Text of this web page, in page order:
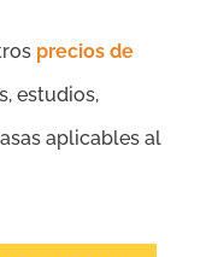
precios de
estudios,
aplicables al